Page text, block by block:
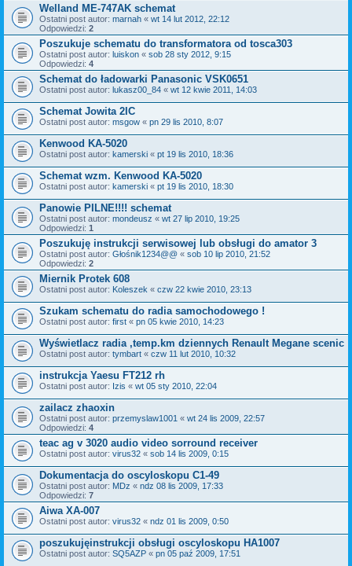
Welland ME-747AK schemat
Ostatni post autor: marnah « wt 14 lut 2012, 22:12
Odpowiedzi: 2
Poszukuje schematu do transformatora od tosca303
Ostatni post autor: luiskon « sob 28 sty 2012, 9:15
Odpowiedzi: 4
Schemat do ładowarki Panasonic VSK0651
Ostatni post autor: lukasz00_84 « wt 12 kwie 2011, 14:03
Schemat Jowita 2IC
Ostatni post autor: msgow « pn 29 lis 2010, 8:07
Kenwood KA-5020
Ostatni post autor: kamerski « pt 19 lis 2010, 18:36
Schemat wzm. Kenwood KA-5020
Ostatni post autor: kamerski « pt 19 lis 2010, 18:30
Panowie PILNE!!!! schemat
Ostatni post autor: mondeusz « wt 27 lip 2010, 19:25
Odpowiedzi: 1
Poszukuję instrukcji serwisowej lub obsługi do amator 3
Ostatni post autor: Głośnik1234@@ « sob 10 lip 2010, 21:52
Odpowiedzi: 2
Miernik Protek 608
Ostatni post autor: Koleszek « czw 22 kwie 2010, 23:13
Szukam schematu do radia samochodowego !
Ostatni post autor: first « pn 05 kwie 2010, 14:23
Wyświetlacz radia ,temp.km dziennych Renault Megane scenic
Ostatni post autor: tymbart « czw 11 lut 2010, 10:32
instrukcja Yaesu FT212 rh
Ostatni post autor: Izis « wt 05 sty 2010, 22:04
zailacz zhaoxin
Ostatni post autor: przemyslaw1001 « wt 24 lis 2009, 22:57
Odpowiedzi: 4
teac ag v 3020 audio video sorround receiver
Ostatni post autor: virus32 « sob 14 lis 2009, 0:15
Dokumentacja do oscyloskopu C1-49
Ostatni post autor: MDz « ndz 08 lis 2009, 17:33
Odpowiedzi: 7
Aiwa XA-007
Ostatni post autor: virus32 « ndz 01 lis 2009, 0:50
poszukujęinstrukcji obsługi oscyloskopu HA1007
Ostatni post autor: SQ5AZP « pn 05 paź 2009, 17:51